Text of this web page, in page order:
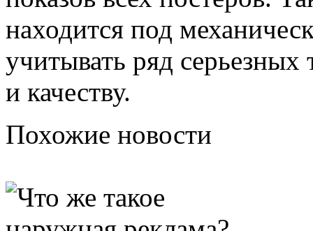
находится под
учитывать ряд серьезных
и качеству.
Похожие новости